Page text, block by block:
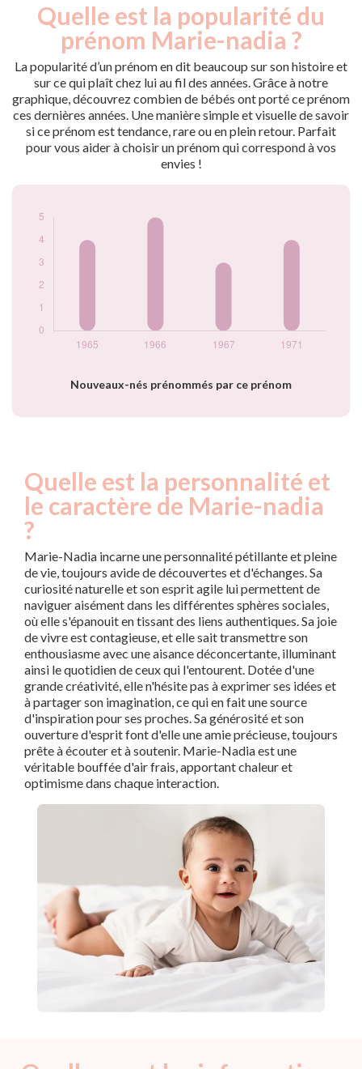
Quelle est la popularité du
prénom Marie-nadia ?
La popularité d’un prénom en dit beaucoup sur son histoire et
sur ce qui plaît chez lui au fil des années. Grâce à notre
graphique, découvrez combien de bébés ont porté ce prénom
ces dernières années. Une manière simple et visuelle de savoir
si ce prénom est tendance, rare ou en plein retour. Parfait
pour vous aider à choisir un prénom qui correspond à vos
envies !
Nouveaux-nés prénommés par ce prénom
Popularité du
prénom Marie-
nadia par année
Année
Nouveaux-
nés
1966
5
1967
3
1971
4
Quelle est la personnalité et
le caractère de Marie-nadia
?
Marie-Nadia incarne une personnalité pétillante et pleine
de vie, toujours avide de découvertes et d'échanges. Sa
curiosité naturelle et son esprit agile lui permettent de
naviguer aisément dans les différentes sphères sociales,
où elle s'épanouit en tissant des liens authentiques. Sa joie
de vivre est contagieuse, et elle sait transmettre son
enthousiasme avec une aisance déconcertante, illuminant
ainsi le quotidien de ceux qui l'entourent. Dotée d'une
grande créativité, elle n'hésite pas à exprimer ses idées et
à partager son imagination, ce qui en fait une source
d'inspiration pour ses proches. Sa générosité et son
ouverture d'esprit font d'elle une amie précieuse, toujours
prête à écouter et à soutenir. Marie-Nadia est une
véritable bouffée d'air frais, apportant chaleur et
optimisme dans chaque interaction.